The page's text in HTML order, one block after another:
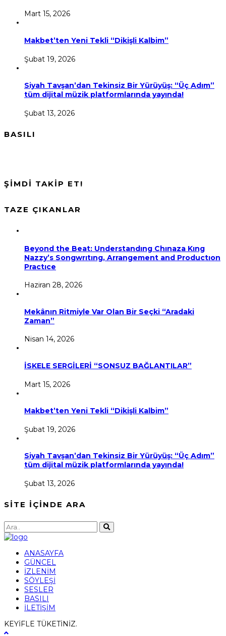
Mart 15, 2026
Makbet’ten Yeni Tekli “Dikişli Kalbim”
Şubat 19, 2026
Siyah Tavşan’dan Tekinsiz Bir Yürüyüş: “Üç Adım”
tüm dijital müzik platformlarında yayında!
Şubat 13, 2026
BASILI
ŞİMDİ TAKİP ET!
TAZE ÇIKANLAR
Beyond the Beat: Understandıng Chınaza Kıng
Nazzy’s Songwrıtıng, Arrangement and Productıon
Practıce
Haziran 28, 2026
Mekânın Ritmiyle Var Olan Bir Seçki “Aradaki
Zaman”
Nisan 14, 2026
İSKELE SERGİLERİ “SONSUZ BAĞLANTILAR”
Mart 15, 2026
Makbet’ten Yeni Tekli “Dikişli Kalbim”
Şubat 19, 2026
Siyah Tavşan’dan Tekinsiz Bir Yürüyüş: “Üç Adım”
tüm dijital müzik platformlarında yayında!
Şubat 13, 2026
SİTE İÇİNDE ARA
ANASAYFA
GÜNCEL
İZLENİM
SÖYLEŞİ
SESLER
BASILI
İLETİŞİM
KEYİFLE TÜKETİNİZ.